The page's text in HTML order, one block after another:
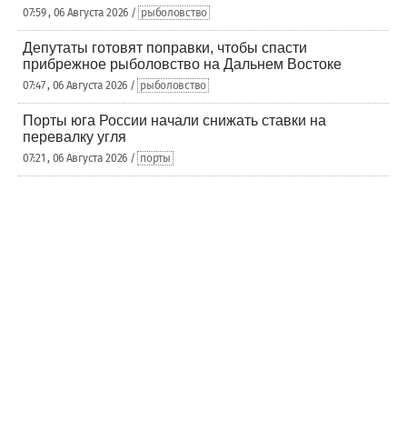
07:59 , 06 Августа 2026 / рыболовство
Депутаты готовят поправки, чтобы спасти
прибрежное рыболовство на Дальнем Востоке
07:47 , 06 Августа 2026 / рыболовство
Порты юга России начали снижать ставки на
перевалку угля
07:21 , 06 Августа 2026 / порты